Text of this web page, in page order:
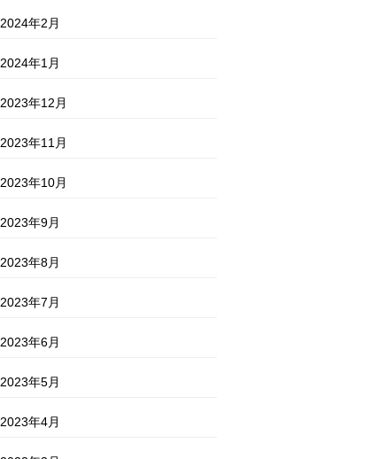
2024年2月
2024年1月
2023年12月
2023年11月
2023年10月
2023年9月
2023年8月
2023年7月
2023年6月
2023年5月
2023年4月